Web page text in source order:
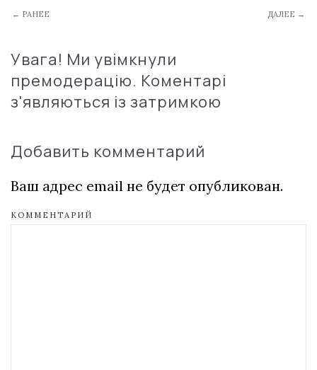
← РАНЕЕ ДАЛЕЕ →
Увага! Ми увімкнули
премодерацію. Коментарі
з'являються із затримкою
Добавить комментарий
Ваш адрес email не будет опубликован.
КОММЕНТАРИЙ